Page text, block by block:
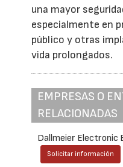
una mayor
especialmente en
público y otras
vida prolongados.
EMPRESAS O
RELACIONADAS
Dallmeier Electronic
Solicitar información